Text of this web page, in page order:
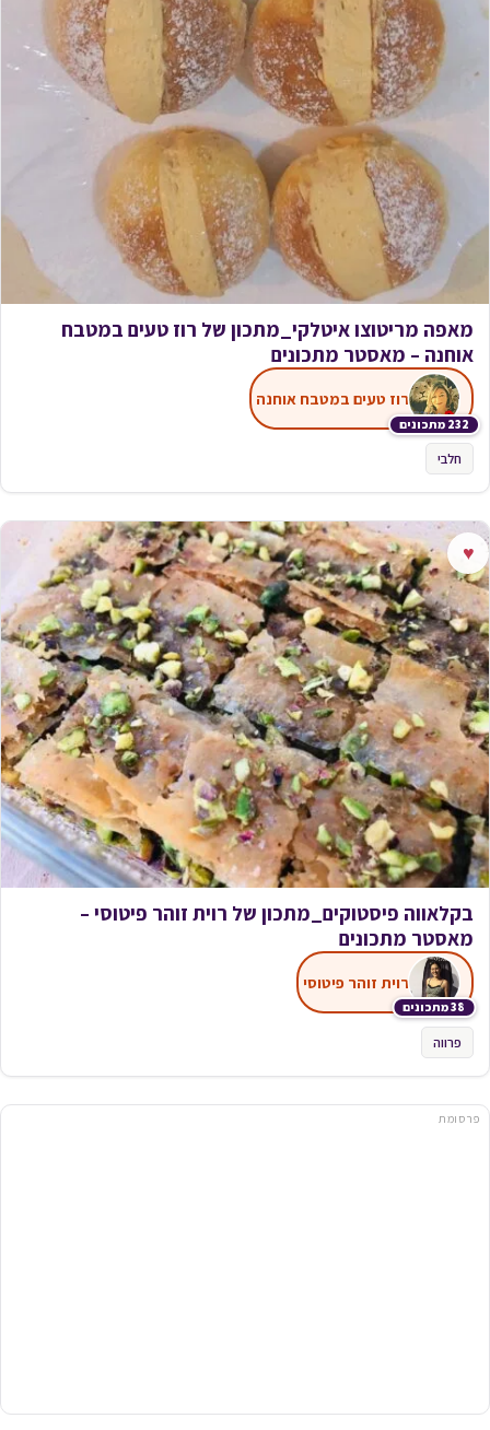
מאפה מריטוצו איטלקי_מתכון של רוז טעים במטבח
אוחנה – מאסטר מתכונים
232 מתכונים
רוז טעים במטבח אוחנה
חלבי
♥
בקלאווה פיסטוקים_מתכון של רוית זוהר פיטוסי –
מאסטר מתכונים
38 מתכונים
רוית זוהר פיטוסי
פרווה
פרסומת